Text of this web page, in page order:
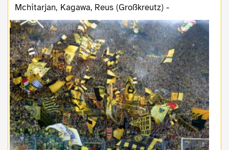
Mchitarjan, Kagawa, Reus (Großkreutz) -